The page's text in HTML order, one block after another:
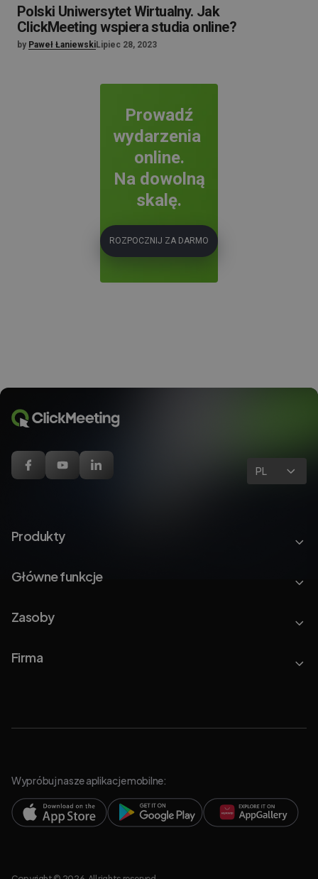
Polski Uniwersytet Wirtualny. Jak
ClickMeeting wspiera studia online?
by Paweł ŁaniewskiLipiec 28, 2023
Prowadź
wydarzenia
online.
Na dowolną
skalę.
ROZPOCZNIJ ZA DARMO
PL
Produkty
Główne funkcje
Zasoby
Firma
Wypróbuj nasze aplikacje mobilne: